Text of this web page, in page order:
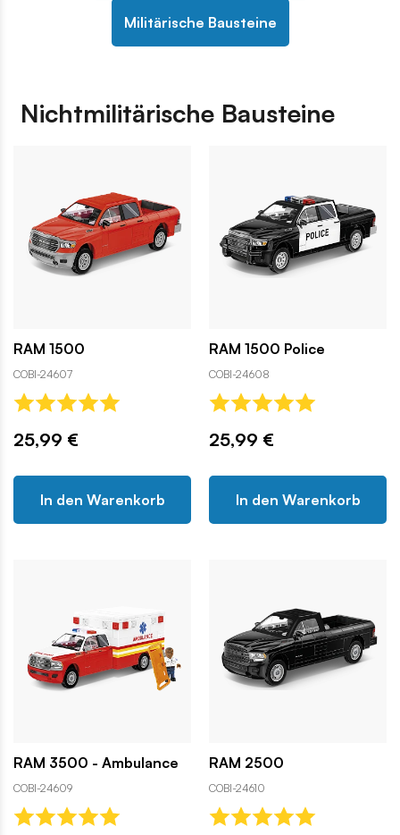
Militärische Bausteine
Nichtmilitärische Bausteine
RAM 1500
COBI-24607
25,99 €
In den Warenkorb
RAM 1500 Police
COBI-24608
25,99 €
In den Warenkorb
RAM 3500 - Ambulance
COBI-24609
RAM 2500
COBI-24610